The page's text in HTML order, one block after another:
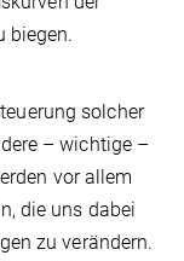
biegen.
solcher
– wichtige –
vor allem
die uns dabei
zu verändern.